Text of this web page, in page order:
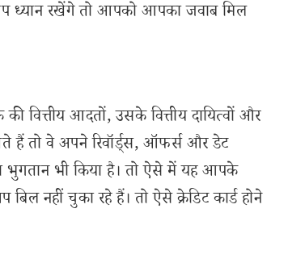
ध्यान रखेंगे तो आपको आपका जवाब मिल
वित्तीय आदतों, उसके वित्तीय दायित्वों और
हैं तो वे अपने रिवॉर्ड्स, ऑफर्स और डेट
भुगतान भी किया है। तो ऐसे में यह आपके
नहीं चुका रहे हैं। तो ऐसे क्रेडिट कार्ड होने